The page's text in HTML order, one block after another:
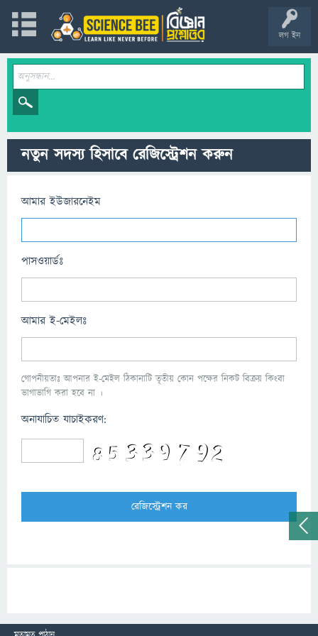
লগ ইন
নতুন সদস্য হিসাবে রেজিস্ট্রেশন করুন
আমার ইউজারনেইম
পাসওয়ার্ডঃ
আমার ই-মেইলঃ
গোপনীয়তাঃ আপনার ই-মেইল ঠিকানাটি তৃতীয় কোন পক্ষের নিকট বিক্রয় কিংবা
ভাগাভাগি করা হবে না ।
অনাযাচিত যাচাইকরণ: